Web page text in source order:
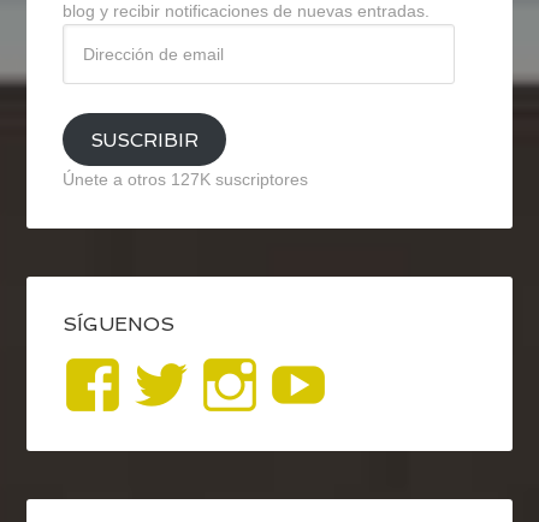
blog y recibir notificaciones de nuevas entradas.
email
SUSCRIBIR
Únete a otros 127K suscriptores
SÍGUENOS
Ver
perfil
de
Ver
perfil
de
Ver
perfil
de